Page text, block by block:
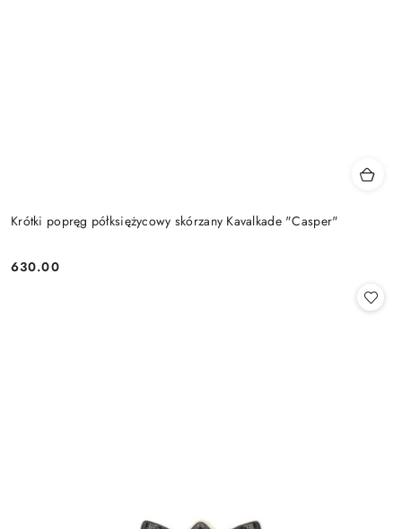
Krótki popręg półksiężycowy skórzany Kavalkade "Casper"
Cena:
630.00